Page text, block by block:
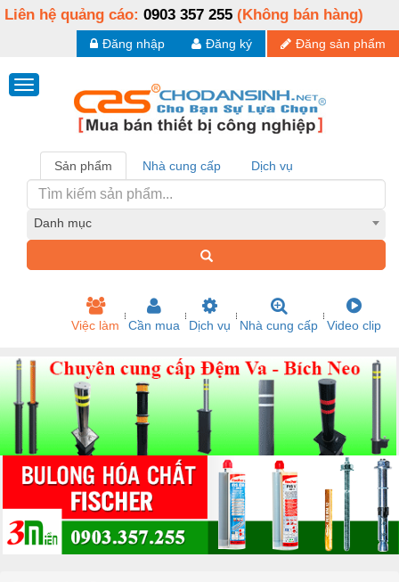
Liên hệ quảng cáo: 0903 357 255 (Không bán hàng)
Đăng sản phẩm
Đăng ký
Đăng nhập
Sản phẩm Nhà cung cấp Dịch vụ
Danh mục
Việc làm Cần mua Dịch vụ Nhà cung cấp Video clip